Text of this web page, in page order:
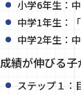
小学6年生：
中学1年生：
中学2年生：
成績が伸びる
ステップ１：